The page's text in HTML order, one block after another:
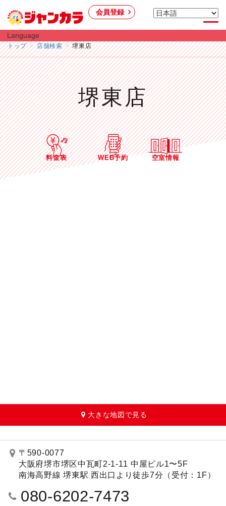
会員登録
Language
トップ 店舗検索 堺東店
堺東店
料金表 WEB予約 空室情報
大きな地図で見る
〒590-0077
大阪府堺市堺区中瓦町2-1-11 中屋ビル1〜5F
南海高野線 堺東駅 西出口より徒歩7分（受付：1F）
080-6202-7473